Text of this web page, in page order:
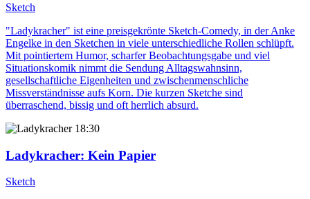
Sketch
"Ladykracher" ist eine preisgekrönte Sketch-Comedy, in der Anke
Engelke in den Sketchen in viele unterschiedliche Rollen schlüpft.
Mit pointiertem Humor, scharfer Beobachtungsgabe und viel
Situationskomik nimmt die Sendung Alltagswahnsinn,
gesellschaftliche Eigenheiten und zwischenmenschliche
Missverständnisse aufs Korn. Die kurzen Sketche sind
überraschend, bissig und oft herrlich absurd.
18:30
Ladykracher: Kein Papier
Sketch